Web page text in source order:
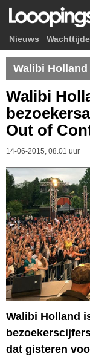
Nieuws
Walibi Holland
Walibi
Out of
14-06-2015, 08.01 uur
Walibi Holland
dat gisteren